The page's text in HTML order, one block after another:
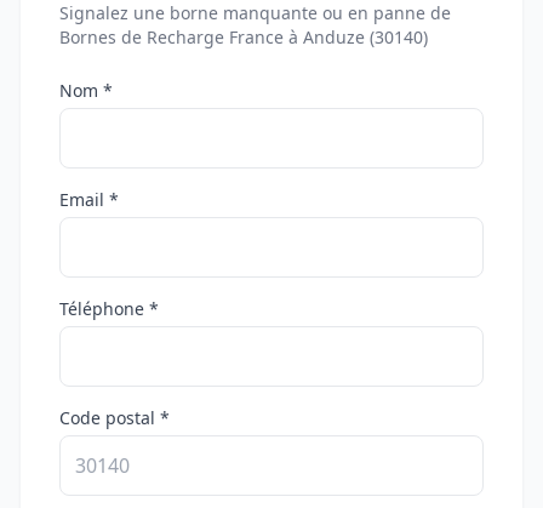
Signalez une borne manquante ou en panne de
Bornes de Recharge France à Anduze (30140)
Nom *
Email *
Téléphone *
Code postal *